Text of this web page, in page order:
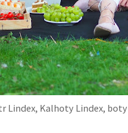
Lindex, Kalhoty Lindex, boty